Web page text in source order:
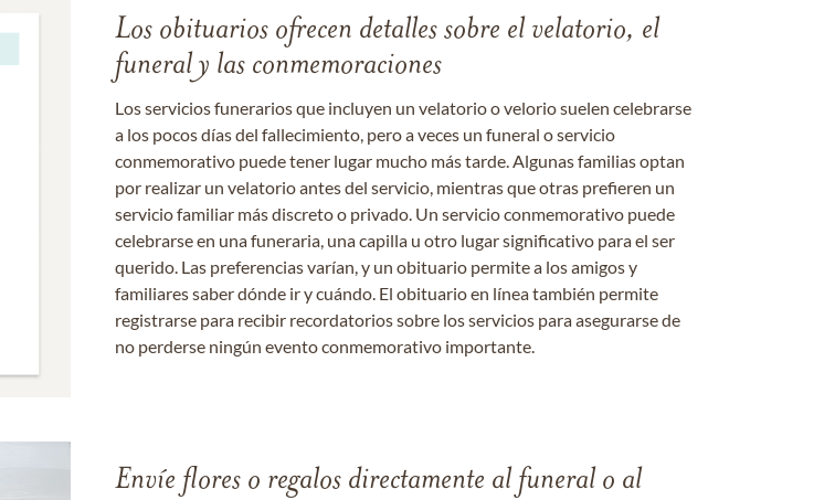
Los obituarios ofrecen detalles sobre el velatorio, el
funeral y las conmemoraciones
Los servicios funerarios que incluyen un velatorio o velorio suelen celebrarse
a los pocos días del fallecimiento, pero a veces un funeral o servicio
conmemorativo puede tener lugar mucho más tarde. Algunas familias optan
por realizar un velatorio antes del servicio, mientras que otras prefieren un
servicio familiar más discreto o privado. Un servicio conmemorativo puede
celebrarse en una funeraria, una capilla u otro lugar significativo para el ser
querido. Las preferencias varían, y un obituario permite a los amigos y
familiares saber dónde ir y cuándo. El obituario en línea también permite
registrarse para recibir recordatorios sobre los servicios para asegurarse de
no perderse ningún evento conmemorativo importante.
Envíe flores o regalos directamente al funeral o al